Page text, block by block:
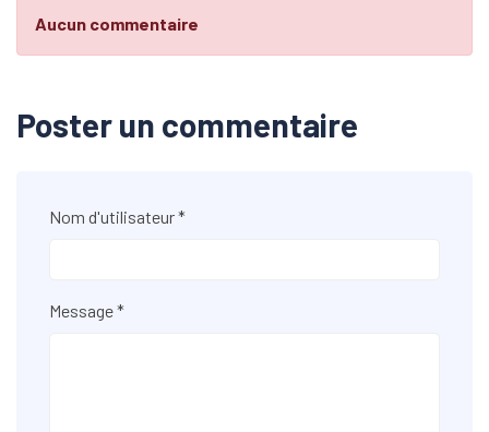
Aucun commentaire
Poster un commentaire
Nom d'utilisateur *
Message *